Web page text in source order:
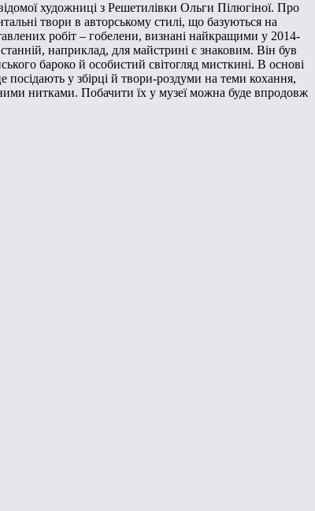
художниці з Решетилівки Ольги Пілюгіної. Про
твори в авторському стилі, що базуються на
робіт – гобелени, визнані найкращими у 2014-
наприклад, для майстрині є знаковим. Він був
бароко й особистий світогляд мисткині. В основі
посідають у збірці й твори-роздуми на теми кохання,
нитками. Побачити їх у музеї можна буде впродовж